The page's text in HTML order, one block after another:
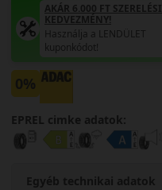
AKÁR 6.000 FT SZERELÉSI
KEDVEZMÉNY!
Használja a LENDÜLET
kuponkódot!
0%
EPREL cimke adatok:
Egyéb technikai adatok